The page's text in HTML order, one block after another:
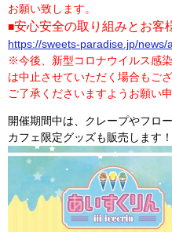
お願い致します。
■安心安全の取り組みとお客
https://sweets-paradise.jp/news/
※今後、新型コロナウイルス感
は中止させていただく場合もござ
ご了承くださいますようお願い申
開催期間中は、クレープやフロ
カフェ限定グッズも販売します！